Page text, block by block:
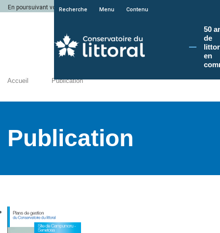
En poursuivant votre navigation sur le site du Conservatoire du littoral, vous
Recherche Menu Contenu
50
de
en
Accueil Publication
Publication